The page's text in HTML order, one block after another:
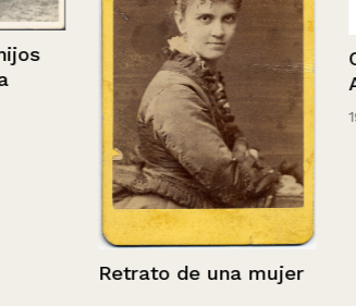
Retrato de una mujer
1936